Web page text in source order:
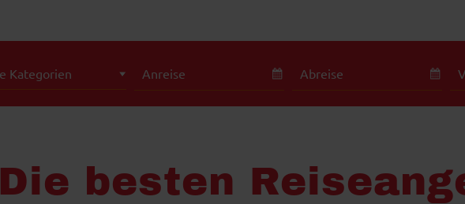
Die besten